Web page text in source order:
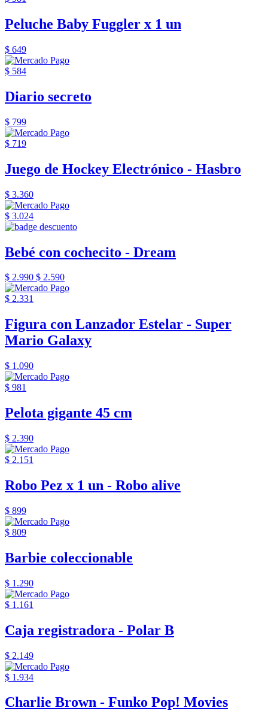
Peluche Baby Fuggler x 1 un
$ 649
$ 584
Diario secreto
$ 799
$ 719
Juego de Hockey Electrónico - Hasbro
$ 3.360
$ 3.024
Bebé con cochecito - Dream
$ 2.990 $ 2.590
$ 2.331
Figura con Lanzador Estelar - Super
Mario Galaxy
$ 1.090
$ 981
Pelota gigante 45 cm
$ 2.390
$ 2.151
Robo Pez x 1 un - Robo alive
$ 899
$ 809
Barbie coleccionable
$ 1.290
$ 1.161
Caja registradora - Polar B
$ 2.149
$ 1.934
Charlie Brown - Funko Pop! Movies